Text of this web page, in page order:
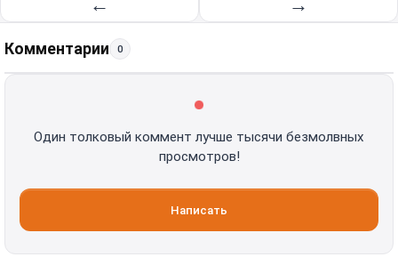
← →
Комментарии 0
Один толковый коммент лучше тысячи безмолвных
просмотров!
Написать